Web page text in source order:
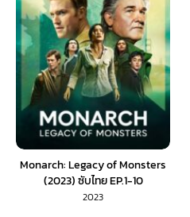
Monarch: Legacy of Monsters
(2023) ซับไทย EP.1-10
2023